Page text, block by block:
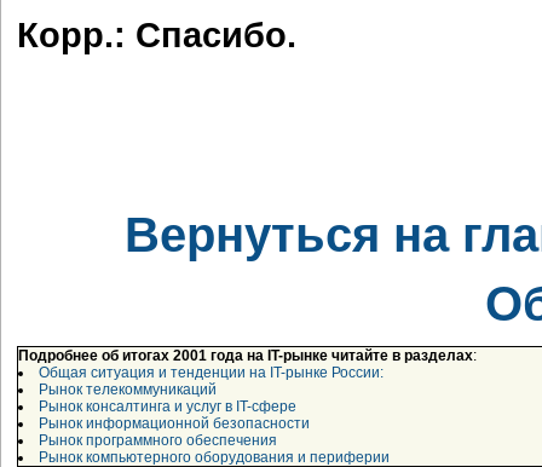
Корр.: Спасибо.
Вернуться на
Подробнее об итогах 2001 года на IT-рынке читайте в разделах:
Общая ситуация и тенденции на IT-рынке России:
Рынок телекоммуникаций
Рынок консалтинга и услуг в IT-сфере
Рынок информационной безопасности
Рынок программного обеспечения
Рынок компьютерного оборудования и периферии